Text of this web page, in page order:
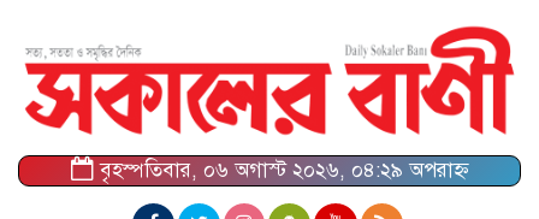
বৃহস্পতিবার, ০৬ অগাস্ট ২০২৬, ০৪:২৯ অপরাহ্ন